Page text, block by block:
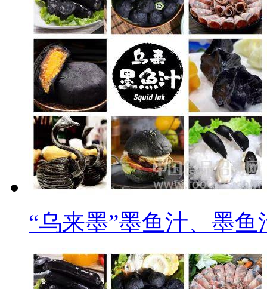
“乌来墨”墨鱼汁、墨鱼